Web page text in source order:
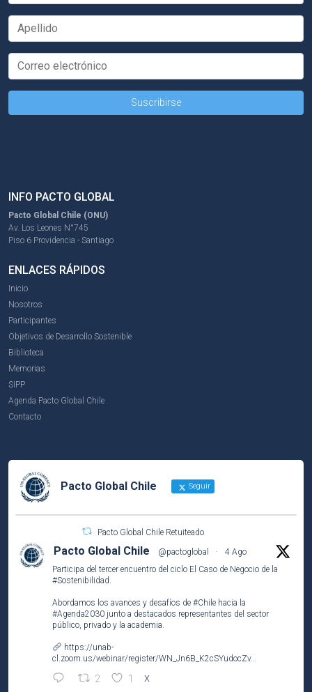
INFO PACTO GLOBAL
Pacto Global Chile (ONU)
Av. Los Leones N°745
Piso 6 Providencia - Santiago
ENLACES RÁPIDOS
Inicio
Nosotros
Participantes
Objetivos de Desarrollo Sostenible
Biblioteca
Memorias
SIPP
Agenda Pacto Global Chile
Contacto
Pacto Global Chile Seguir
Pacto Global Chile Retuiteado
Pacto Global Chile @pactoglobal ·
4 Ago
Participa del tercer encuentro del ciclo El Caso de Negocio de la
#Sostenibilidad
Abordamos los avances y desafíos de #Chile hacia la
#Agenda2030 junto a destacados representantes del sector
público, privado y la academia.
https://unab-
cl.zoom.us/webinar/register/WN_Jn6B_K2cSYudocZv...
2 1 X